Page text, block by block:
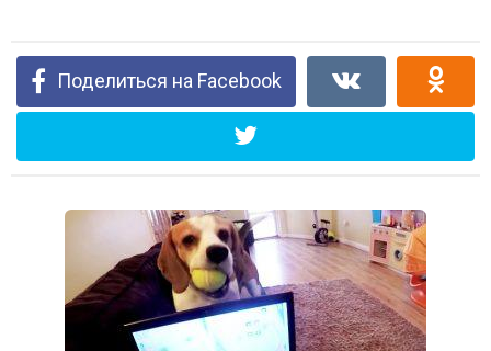
Поделиться на Facebook